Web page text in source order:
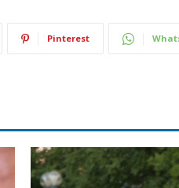
Pinterest